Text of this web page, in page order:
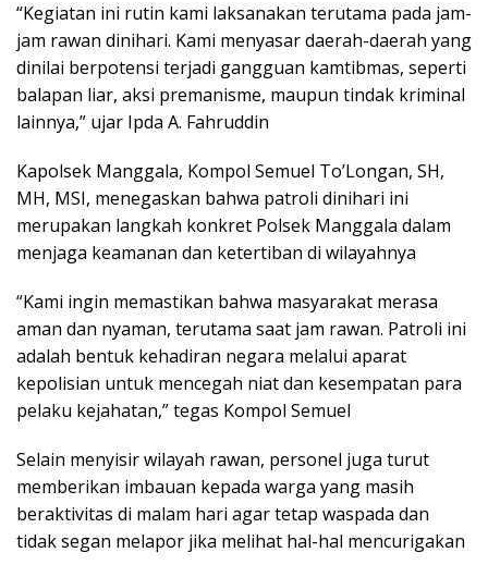
“Kegiatan ini rutin kami laksanakan terutama pada jam-
jam rawan dinihari. Kami menyasar daerah-daerah yang
dinilai berpotensi terjadi gangguan kamtibmas, seperti
balapan liar, aksi premanisme, maupun tindak kriminal
lainnya,” ujar Ipda A. Fahruddin
Kapolsek Manggala, Kompol Semuel To’Longan, SH,
MH, MSI, menegaskan bahwa patroli dinihari ini
merupakan langkah konkret Polsek Manggala dalam
menjaga keamanan dan ketertiban di wilayahnya
“Kami ingin memastikan bahwa masyarakat merasa
aman dan nyaman, terutama saat jam rawan. Patroli ini
adalah bentuk kehadiran negara melalui aparat
kepolisian untuk mencegah niat dan kesempatan para
pelaku kejahatan,” tegas Kompol Semuel
Selain menyisir wilayah rawan, personel juga turut
memberikan imbauan kepada warga yang masih
beraktivitas di malam hari agar tetap waspada dan
tidak segan melapor jika melihat hal-hal mencurigakan